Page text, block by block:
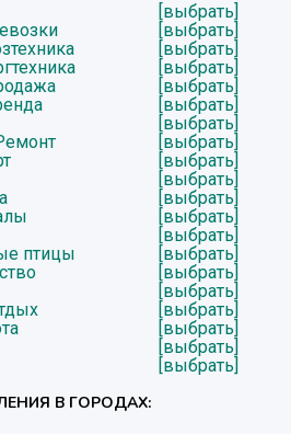
[выбрать]
[выбрать]
[выбрать]
[выбрать]
[выбрать]
[выбрать]
[выбрать]
[выбрать]
[выбрать]
[выбрать]
[выбрать]
[выбрать]
[выбрать]
птицы
[выбрать]
[выбрать]
[выбрать]
[выбрать]
[выбрать]
[выбрать]
[выбрать]
В ГОРОДАХ: